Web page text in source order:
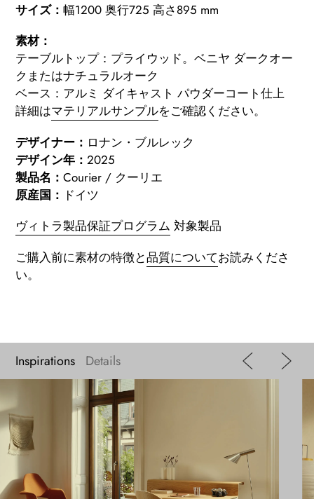
サイズ： 幅1200 奥行725 高さ895 mm
素材：
テーブルトップ：プライウッド。ベニヤ ダークオー
クまたはナチュラルオーク
ベース：アルミ ダイキャスト パウダーコート仕上
詳細はマテリアルサンプルをご確認ください。
デザイナー： ロナン・ブルレック
デザイン年： 2025
製品名： Courier / クーリエ
原産国： ドイツ
ヴィトラ製品保証プログラム 対象製品
ご購入前に素材の特徴と品質についてお読みくださ
い。
Inspirations Details